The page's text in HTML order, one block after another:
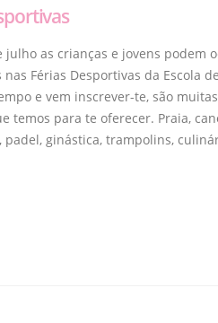
julho as crianças e jovens podem
Férias Desportivas da Escola
e vem inscrever-te, são
temos para te oferecer. Praia,
padel, ginástica, trampolins,